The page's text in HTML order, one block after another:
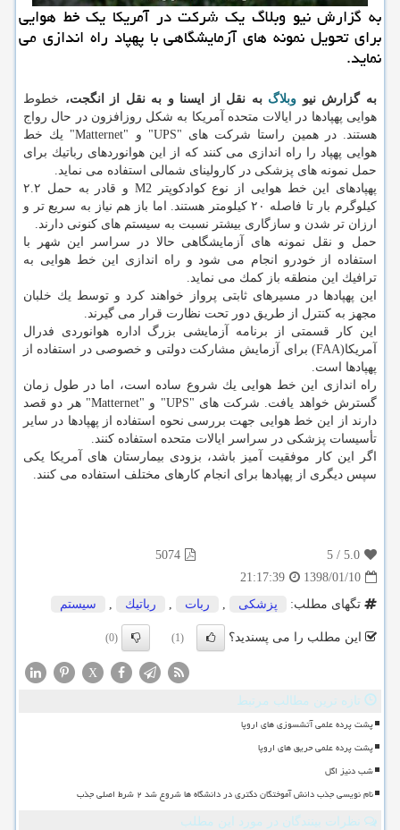
به گزارش نیو وبلاگ یك شركت در آمریكا یك خط هوایی
برای تحویل نمونه های آزمایشگاهی با پهپاد راه اندازی می
نماید.
به گزارش نیو وبلاگ به نقل از ایسنا و به نقل از انگجت، خطوط
هوایی پهپادها در ایالات متحده آمریكا به شكل روزافزون در حال رواج
هستند. در همین راستا شركت های "UPS" و "Matternet" یك خط
هوایی پهپاد را راه اندازی می كنند كه از این هوانوردهای رباتیك برای
حمل نمونه های پزشكی در كارولینای شمالی استفاده می نماید.
پهپادهای این خط هوایی از نوع كوادكوپتر M2 و قادر به حمل ۲.۲
كیلوگرم بار تا فاصله ۲۰ كیلومتر هستند. اما باز هم نیاز به سریع تر و
ارزان تر شدن و سازگاری بیشتر نسبت به سیستم های كنونی دارند.
حمل و نقل نمونه های آزمایشگاهی حالا در سراسر این شهر با
استفاده از خودرو انجام می شود و راه اندازی این خط هوایی به
ترافیك این منطقه باز كمك می نماید.
این پهپادها در مسیرهای ثابتی پرواز خواهند كرد و توسط یك خلبان
مجهز به كنترل از طریق دور تحت نظارت قرار می گیرند.
این كار قسمتی از برنامه آزمایشی بزرگ اداره هوانوردی فدرال
آمریكا(FAA) برای آزمایش مشاركت دولتی و خصوصی در استفاده از
پهپادها است.
راه اندازی این خط هوایی یك شروع ساده است، اما در طول زمان
گسترش خواهد یافت. شركت های "UPS" و "Matternet" هر دو قصد
دارند از این خط هوایی جهت بررسی نحوه استفاده از پهپادها در سایر
تأسیسات پزشكی در سراسر ایالات متحده استفاده كنند.
اگر این كار موفقیت آمیز باشد، بزودی بیمارستان های آمریكا یكی
سپس دیگری از پهپادها برای انجام كارهای مختلف استفاده می كنند.
5.0
/
5
5074
1398/01/10
21:17:39
تگهای مطلب:
پزشكی , ربات , رباتیك , سیستم
این مطلب را می پسندید؟ (1)
(0)
X
تازه ترین مطالب مرتبط
پشت پرده علمی آتشسوزی های اروپا
پشت پرده علمی حریق های اروپا
شب دنیز اگل
نام نویسی جذب دانش آموختگان دکتری در دانشگاه ها شروع شد ۲ شرط اصلی جذب
نظرات بینندگان در مورد این مطلب